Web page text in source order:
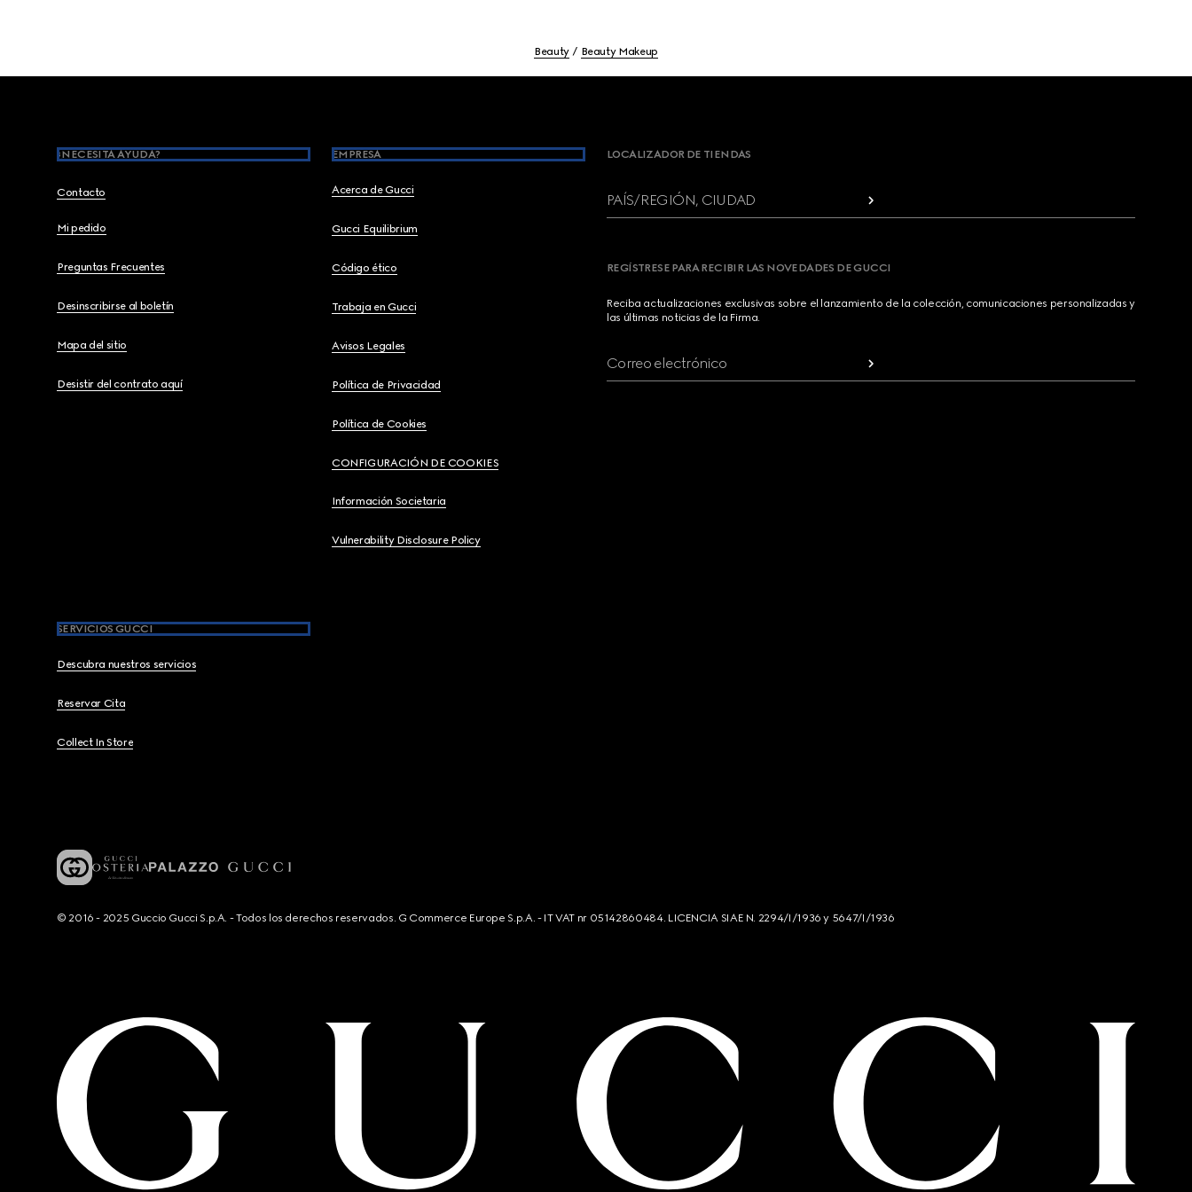
Beauty Beauty Makeup
¿NECESITA AYUDA?
Contacto
Mi pedido
Preguntas Frecuentes
Desinscribirse al boletín
Mapa del sitio
Desistir del contrato aquí
EMPRESA
Acerca de Gucci
Gucci Equilibrium
Código ético
Trabaja en Gucci
Avisos Legales
Política de Privacidad
Política de Cookies
CONFIGURACIÓN DE COOKIES
Información Societaria
Vulnerability Disclosure Policy
SERVICIOS GUCCI
Descubra nuestros servicios
Reservar Cita
Collect In Store
LOCALIZADOR DE TIENDAS
PAÍS/REGIÓN, CIUDAD
REGÍSTRESE PARA RECIBIR LAS NOVEDADES DE GUCCI
Reciba actualizaciones exclusivas sobre el lanzamiento de la colección, comunicaciones personalizadas y
las últimas noticias de la Firma.
Correo electrónico
© 2016 - 2025 Guccio Gucci S.p.A. - Todos los derechos reservados. G Commerce Europe S.p.A. - IT VAT nr 05142860484. LICENCIA SIAE N. 2294/I/1936 y 5647/I/1936